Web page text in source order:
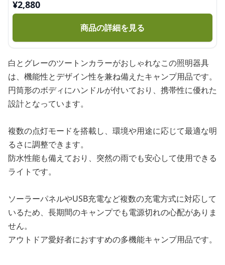
¥2,880
商品の詳細を見る
白とグレーのツートンカラーがおしゃれなこの照明器具
は、機能性とデザイン性を兼ね備えたキャンプ用品です。
円筒形のボディにハンドルが付いており、携帯性に優れた
設計となっています。
複数の点灯モードを搭載し、環境や用途に応じて最適な明
るさに調整できます。
防水性能も備えており、突然の雨でも安心して使用できる
ライトです。
ソーラーパネルやUSB充電など複数の充電方式に対応して
いるため、長期間のキャンプでも電源切れの心配がありま
せん。
アウトドア愛好者におすすめの多機能キャンプ用品です。